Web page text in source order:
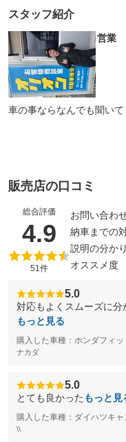
スタッフ紹介
営業
車の事ならなんでも聞いて
販売店の口コミ
総合評価
4.9 （5
51件
お問い合わ
納車までの
説明の分か
オススメ度
5.0
対応もよくスムーズに分
もっと見る
購入した車種：ホンダフィッ
ナカダ
5.0
とても良かった もっと見
購入した車種：ダイハツキャ
\\